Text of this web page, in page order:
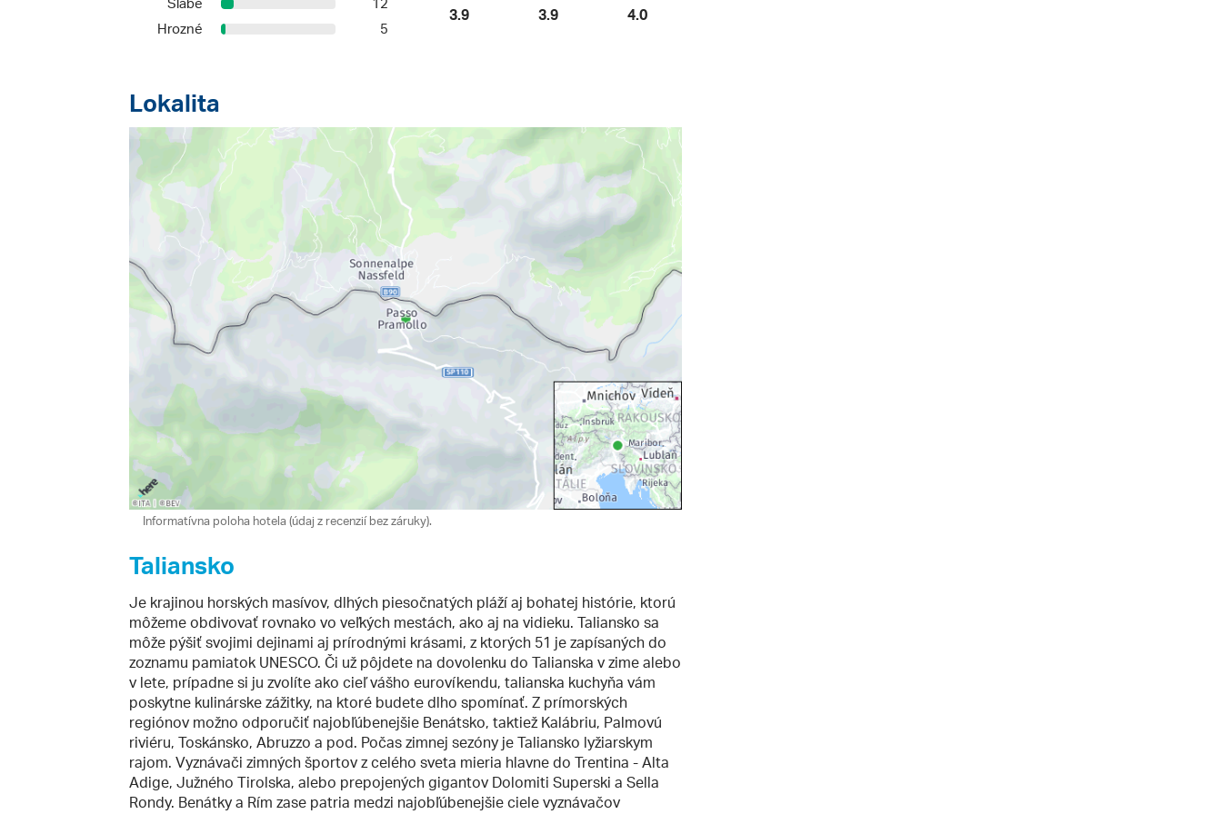
Slabé
12
Hrozné
5
3.9 3.9 4.0
Lokalita
Informatívna poloha hotela (údaj z recenzií bez záruky).
Taliansko
Je krajinou horských masívov, dlhých piesočnatých pláží aj bohatej histórie, ktorú
môžeme obdivovať rovnako vo veľkých mestách, ako aj na vidieku. Taliansko sa
môže pýšiť svojimi dejinami aj prírodnými krásami, z ktorých 51 je zapísaných do
zoznamu pamiatok UNESCO. Či už pôjdete na dovolenku do Talianska v zime alebo
v lete, prípadne si ju zvolíte ako cieľ vášho eurovíkendu, talianska kuchyňa vám
poskytne kulinárske zážitky, na ktoré budete dlho spomínať. Z prímorských
regiónov možno odporučiť najobľúbenejšie Benátsko, taktiež Kalábriu, Palmovú
riviéru, Toskánsko, Abruzzo a pod. Počas zimnej sezóny je Taliansko lyžiarskym
rajom. Vyznávači zimných športov z celého sveta mieria hlavne do Trentina - Alta
Adige, Južného Tirolska, alebo prepojených gigantov Dolomiti Superski a Sella
Rondy. Benátky a Rím zase patria medzi najobľúbenejšie ciele vyznávačov